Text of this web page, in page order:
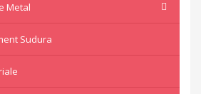
Metal
Sudura